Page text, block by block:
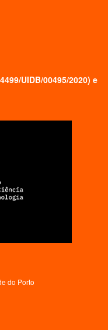
UIDB/00495/2020) e
do Porto